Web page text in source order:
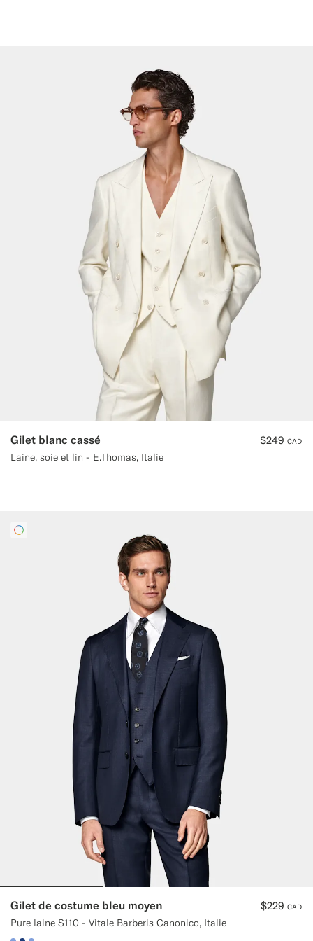
Gilet blanc cassé
Laine, soie et lin - E.Thomas, Italie
$249 CAD
Gilet de costume bleu moyen
Pure laine S110 - Vitale Barberis Canonico, Italie
$229 CAD